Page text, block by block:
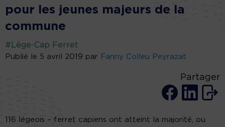
pour les jeunes majeurs de la
commune
#Lège-Cap Ferret
Publié le 5 avril 2019 par Fanny Colleu Peyrazat
Partager
116 légeois – ferret capiens ont atteint la majorité, ou